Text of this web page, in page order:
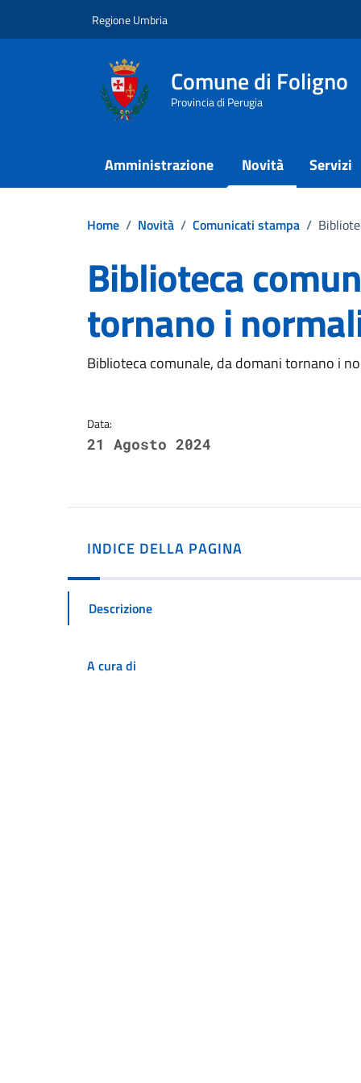
Regione Umbria
Comune di Foligno
Provincia di Perugia
Amministrazione Novità Servizi
Home / Novità / Comunicati stampa /
Biblioteca
tornano i
Dettagli della
Biblioteca comunale, da domani tornano i
Data:
21 Agosto 2024
INDICE DELLA PAGINA
Descrizione
A cura di